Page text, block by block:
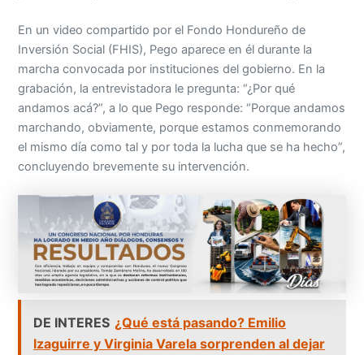
En un video compartido por el Fondo Hondureño de
Inversión Social (FHIS), Pego aparece en él durante la
marcha convocada por instituciones del gobierno. En la
grabación, la entrevistadora le pregunta: “¿Por qué
andamos acá?”, a lo que Pego responde: “Porque andamos
marchando, obviamente, porque estamos conmemorando
el mismo día como tal y por toda la lucha que se ha hecho”,
concluyendo brevemente su intervención.
DE INTERES ¿Qué está pasando? Emilio
Izaguirre y Virginia Varela sorprenden al dejar